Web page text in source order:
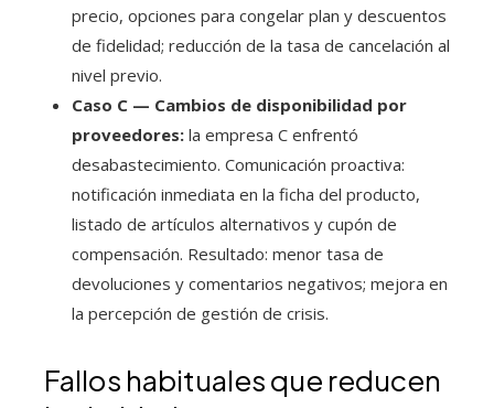
precio, opciones para congelar plan y descuentos
de fidelidad; reducción de la tasa de cancelación al
nivel previo.
Caso C — Cambios de disponibilidad por
proveedores: la empresa C enfrentó
desabastecimiento. Comunicación proactiva:
notificación inmediata en la ficha del producto,
listado de artículos alternativos y cupón de
compensación. Resultado: menor tasa de
devoluciones y comentarios negativos; mejora en
la percepción de gestión de crisis.
Fallos habituales que reducen